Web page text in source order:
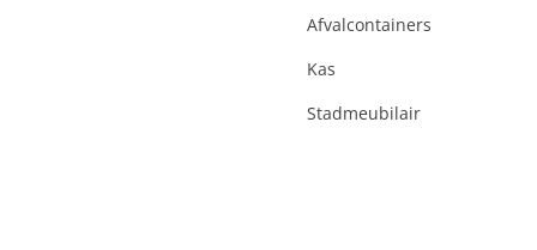
Afvalcontainers
Kas
Stadmeubilair